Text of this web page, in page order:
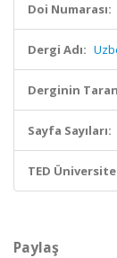
Doi Numarası:
Dergi Adı:
Derginin
Sayfa Sayıları:
TED
Paylaş